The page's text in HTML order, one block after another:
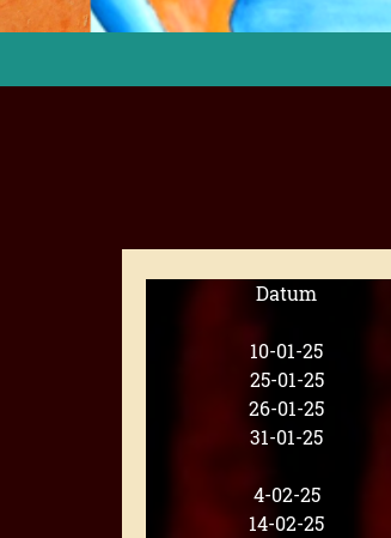
Datum
10-01-25
25-01-25
26-01-25
31-01-25
4-02-25
14-02-25